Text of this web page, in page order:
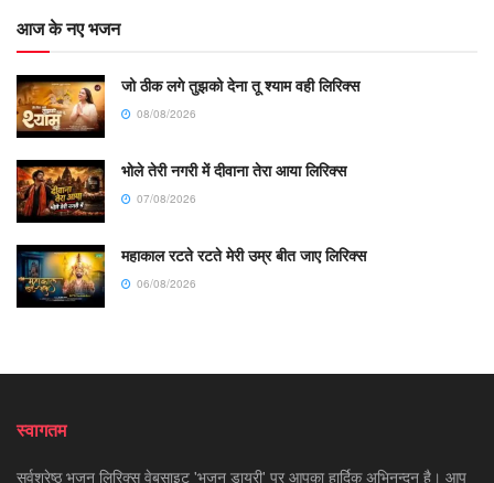
आज के नए भजन
जो ठीक लगे तुझको देना तू श्याम वही लिरिक्स
08/08/2026
भोले तेरी नगरी में दीवाना तेरा आया लिरिक्स
07/08/2026
महाकाल रटते रटते मेरी उम्र बीत जाए लिरिक्स
06/08/2026
स्वागतम
सर्वश्रेष्ठ भजन लिरिक्स वेबसाइट 'भजन डायरी' पर आपका हार्दिक अभिनन्दन है। आप